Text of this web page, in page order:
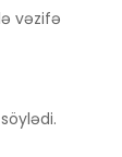
vəzifə